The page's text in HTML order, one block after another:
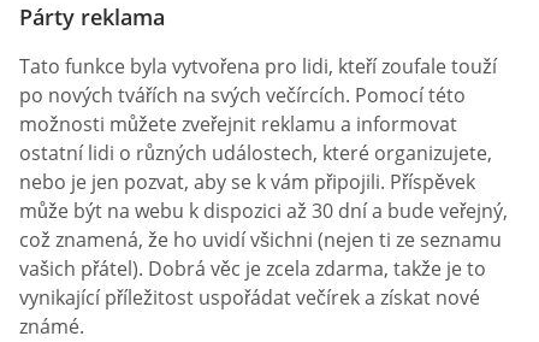
Párty reklama
Tato funkce byla vytvořena pro lidi, kteří zoufale touží
po nových tvářích na svých večírcích. Pomocí této
možnosti můžete zveřejnit reklamu a informovat
ostatní lidi o různých událostech, které organizujete,
nebo je jen pozvat, aby se k vám připojili. Příspěvek
může být na webu k dispozici až 30 dní a bude veřejný,
což znamená, že ho uvidí všichni (nejen ti ze seznamu
vašich přátel). Dobrá věc je zcela zdarma, takže je to
vynikající příležitost uspořádat večírek a získat nové
známé.